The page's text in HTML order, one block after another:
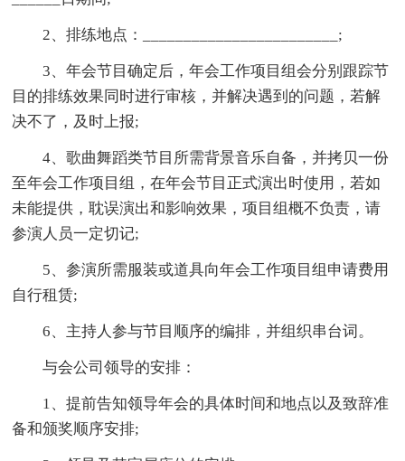
2、排练地点：________________________;
3、年会节目确定后，年会工作项目组会分别跟踪节
目的排练效果同时进行审核，并解决遇到的问题，若解
决不了，及时上报;
4、歌曲舞蹈类节目所需背景音乐自备，并拷贝一份
至年会工作项目组，在年会节目正式演出时使用，若如
未能提供，耽误演出和影响效果，项目组概不负责，请
参演人员一定切记;
5、参演所需服装或道具向年会工作项目组申请费用
自行租赁;
6、主持人参与节目顺序的编排，并组织串台词。
与会公司领导的安排：
1、提前告知领导年会的具体时间和地点以及致辞准
备和颁奖顺序安排;